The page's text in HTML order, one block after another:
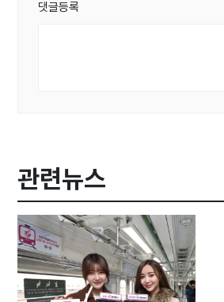
댓글등록
관련뉴스